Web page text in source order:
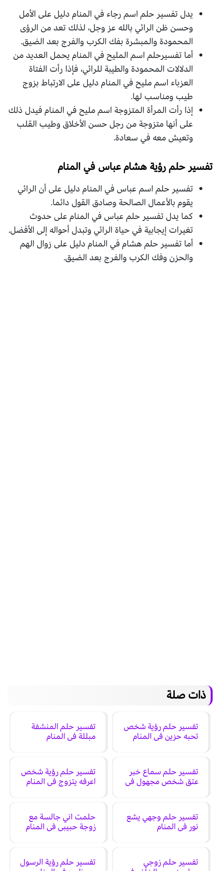
يدل تفسير حلم اسم رجاء في المنام دليل على الأمل
وحسن ظن الرائي بالله عز وجل، لذلك تعد من الرؤى
المحمودة والمبشرة بفك الكرب والفرج بعد الضيق.
أما تفسيرحلم اسم المليح في المنام يحمل العديد من
الدلالات المحمودة والطيبة للرائي، فإذا رأت الفتاة
العزباء اسم مليح في المنام دليل على الارتباط بزوج
طيب ومناسب لها.
إذا رأت المرأة المتزوجة اسم مليح في المنام فيدل ذلك
على أنها متزوجة من رجل حسن الأخلاق وطيب القلب
وتعيش معه في سعادة.
تفسير حلم رؤية هشام عباس في المنام
تفسير حلم اسم عباس في المنام دليل على أن الرائي
يقوم بالأعمال الصالحة وصادق القول دائما.
كما يدل تفسير حلم عباس في المنام على حدوث
تغيرات إيجابية في حياة الرائي وتبدل أحواله إلى الأفضل.
أما تفسير حلم هشام في المنام دليل على زوال الهم
والحزن وفك الكرب والفرج بعد الضيق.
ذات صلة
تفسير حلم رؤية شخص
تحبه حزين في المنام
تفسير حلم المنشفة
مبللة في المنام
تفسير حلم سماع خبر
عتق شخص مجهول في
تفسير حلم رؤية شخص
اعرفه يتزوج في المنام
تفسير حلم وجهي يشع
نور في المنام
حلمت اني جالسة مع
زوجة حبيبي في المنام
تفسير حلم زوجي
تفسير حلم رؤية الرسول